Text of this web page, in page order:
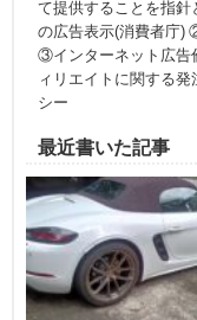
て提供することを指
の広告表示(消費者庁)
③インターネット広告
ィリエイトに関する
シー
最近書いた記事